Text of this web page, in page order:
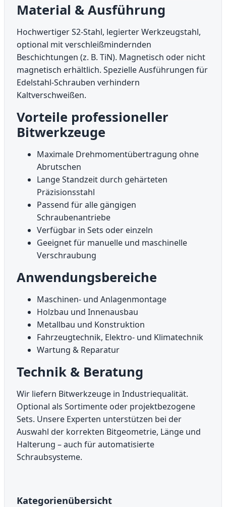
Material & Ausführung
Hochwertiger S2-Stahl, legierter Werkzeugstahl,
optional mit verschleißmindernden
Beschichtungen (z. B. TiN). Magnetisch oder nicht
magnetisch erhältlich. Spezielle Ausführungen für
Edelstahl-Schrauben verhindern
Kaltverschweißen.
Vorteile professioneller
Bitwerkzeuge
Maximale Drehmomentübertragung ohne
Abrutschen
Lange Standzeit durch gehärteten
Präzisionsstahl
Passend für alle gängigen
Schraubenantriebe
Verfügbar in Sets oder einzeln
Geeignet für manuelle und maschinelle
Verschraubung
Anwendungsbereiche
Maschinen- und Anlagenmontage
Holzbau und Innenausbau
Metallbau und Konstruktion
Fahrzeugtechnik, Elektro- und Klimatechnik
Wartung & Reparatur
Technik & Beratung
Wir liefern Bitwerkzeuge in Industriequalität.
Optional als Sortimente oder projektbezogene
Sets. Unsere Experten unterstützen bei der
Auswahl der korrekten Bitgeometrie, Länge und
Halterung – auch für automatisierte
Schraubsysteme.
Kategorienübersicht